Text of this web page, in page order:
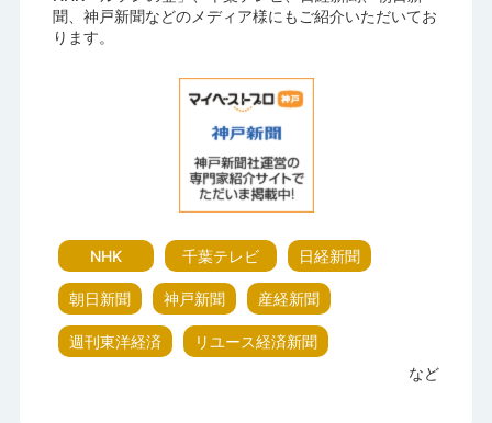
聞、神戸新聞などのメディア様にもご紹介いただいてお
ります。
NHK 千葉テレビ 日経新聞
朝日新聞 神戸新聞 産経新聞
週刊東洋経済
リユース経済新聞
など